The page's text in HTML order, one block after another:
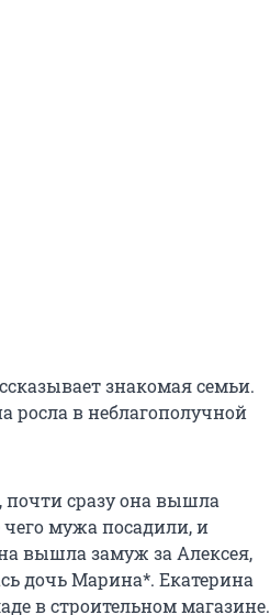
знакомая семьи.
росла в неблагополучной
почти сразу она вышла
мужа посадили, и
вышла замуж за Алексея,
дочь Марина*. Екатерина
в строительном магазине.